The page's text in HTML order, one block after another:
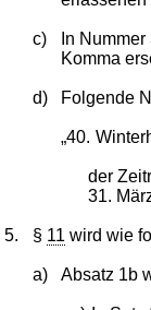
c)
In
Komma
d) Folgende
„40.
der
31.
5. § 11 wird wie
a) Absatz 1b